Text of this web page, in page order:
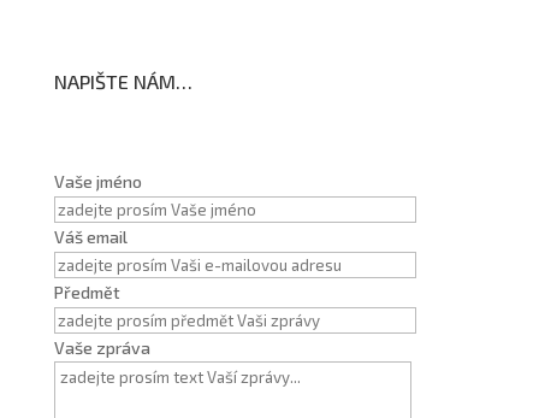
NAPIŠTE NÁM…
Vaše jméno
Váš email
Předmět
Vaše zpráva